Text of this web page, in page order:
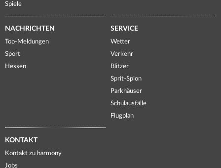
Spiele
NACHRICHTEN
Top-Meldungen
Sport
Hessen
SERVICE
Wetter
Verkehr
Blitzer
Sprit-Spion
Parkhäuser
Schulausfälle
Flugplan
KONTAKT
Kontakt zu harmony
Jobs